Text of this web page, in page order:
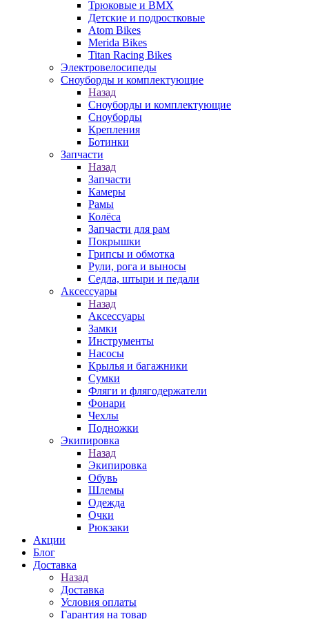
Трюковые и BMX
Детские и подростковые
Atom Bikes
Merida Bikes
Titan Racing Bikes
Электровелосипеды
Cноуборды и комплектующие
Назад
Cноуборды и комплектующие
Сноуборды
Крепления
Ботинки
Запчасти
Назад
Запчасти
Камеры
Рамы
Колёса
Запчасти для рам
Покрышки
Грипсы и обмотка
Рули, рога и выносы
Седла, штыри и педали
Аксессуары
Назад
Аксессуары
Замки
Инструменты
Насосы
Крылья и багажники
Сумки
Фляги и флягодержатели
Фонари
Чехлы
Подножки
Экипировка
Назад
Экипировка
Обувь
Шлемы
Одежда
Очки
Рюкзаки
Акции
Блог
Доставка
Назад
Доставка
Условия оплаты
Гарантия на товар